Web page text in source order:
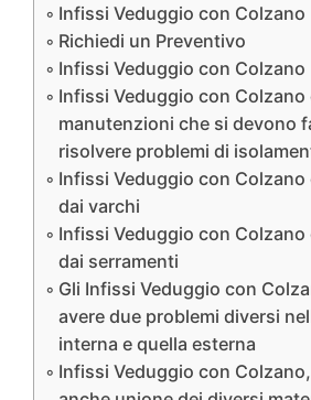
Infissi Veduggio con Colzano
Richiedi un Preventivo
Infissi Veduggio con Colzano
Infissi Veduggio con Colzano
manutenzioni che si devono
risolvere problemi di
Infissi Veduggio con
dai varchi
Infissi Veduggio con
dai serramenti
Gli Infissi Veduggio con
avere due problemi diversi
interna e quella esterna
Infissi Veduggio con